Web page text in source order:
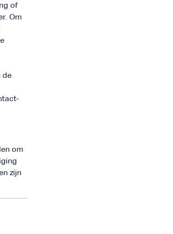
of
Om
de
om
zijn